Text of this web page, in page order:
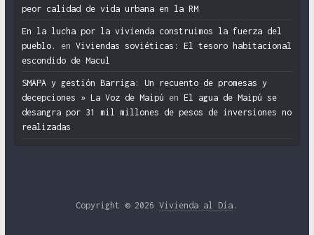
peor calidad de vida urbana en la RM
En la lucha por la vivienda construimos la fuerza del
pueblo.
en Viviendas soviéticas: El tesoro habitacional
escondido de Macul
SMAPA y gestión Barriga: Un recuento de promesas y
decepciones » La Voz de Maipú en El agua de Maipú se
desangra por 31 mil millones de pesos de inversiones no
realizadas
Copyright © 2026Vivienda al Día .